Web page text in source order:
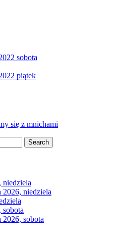
sobota
piątek
się z mnichami
Search
niedziela
sobota